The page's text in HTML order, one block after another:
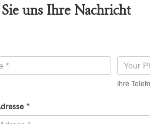
uns Ihre Nachricht
Ihre
*